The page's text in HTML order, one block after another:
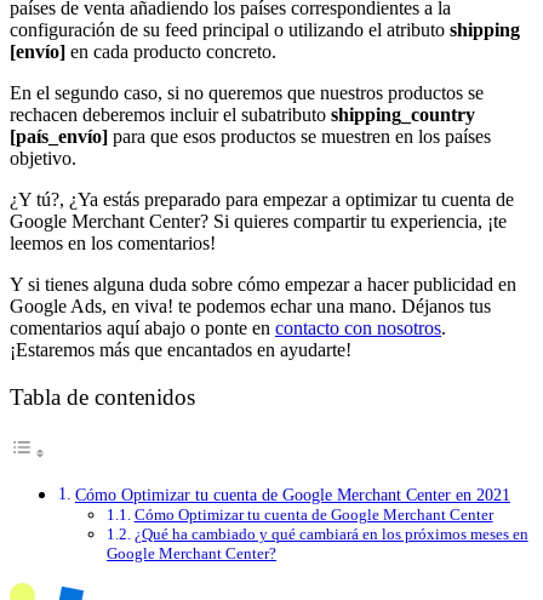
países de venta añadiendo los países correspondientes a la
configuración de su feed principal o utilizando el atributo shipping
[envío] en cada producto concreto.
En el segundo caso, si no queremos que nuestros productos se
rechacen deberemos incluir el subatributo shipping_country
[país_envío] para que esos productos se muestren en los países
objetivo.
¿Y tú?, ¿Ya estás preparado para empezar a optimizar tu cuenta de
Google Merchant Center? Si quieres compartir tu experiencia, ¡te
leemos en los comentarios!
Y si tienes alguna duda sobre cómo empezar a hacer publicidad en
Google Ads, en viva! te podemos echar una mano. Déjanos tus
comentarios aquí abajo o ponte en contacto con nosotros.
¡Estaremos más que encantados en ayudarte!
Tabla de contenidos
Cómo Optimizar tu cuenta de Google Merchant Center en 2021
Cómo Optimizar tu cuenta de Google Merchant Center
¿Qué ha cambiado y qué cambiará en los próximos meses en
Google Merchant Center?